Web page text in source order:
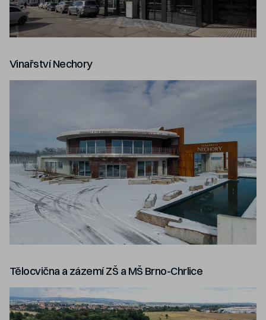
Vinařství Nechory
Tělocvična a zázemí ZŠ a MŠ Brno-Chrlice